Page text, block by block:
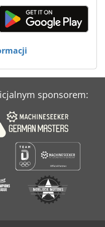
sponsorem: